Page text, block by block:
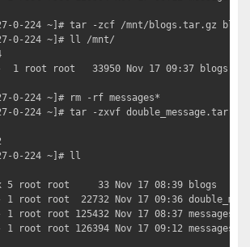
0-224 ~]# tar -zcf /mnt/blogs.tar.gz blogs/
0-224 ~]# ll /mnt/
1 root root   33950 Nov 17 09:37
0-224 ~]# rm -rf messages*
0-224 ~]# tar -zxvf double_message.tar.gz
0-224 ~]# ll
root root     33 Nov 17 08:39 blogs
root root  22732 Nov 17 09:36
root root 125432 Nov 17 08:37 messages
root root 126394 Nov 17 09:12 messagesv2